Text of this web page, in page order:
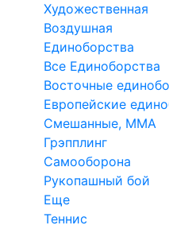
Художественная
Воздушная
Единоборства
Все Единоборства
Восточные
Европейские
Смешанные, ММА
Грэпплинг
Самооборона
Рукопашный бой
Еще
Теннис